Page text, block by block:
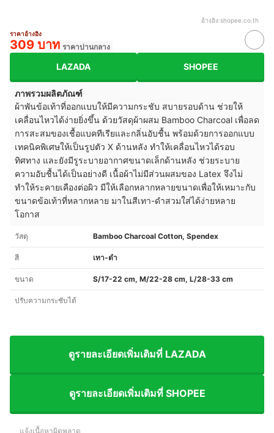
อ้างอิง:shopee.co.th
ราคาอ้างอิง
309 บาท ราคาปานกลาง
LAZADA SHOPEE
ภาพรวมผลิตภัณฑ์
ผ้าพันข้อเท้าที่ออกแบบให้มีความกระชับ สบายรอบด้าน ช่วยให้
เคลื่อนไหวได้ง่ายยิ่งขึ้น ด้วยวัสดุผ้าผสม Bamboo Charcoal เพื่อลด
การสะสมของเชื้อแบคทีเรียและกลิ่นอับชื้น พร้อมด้วยการออกแบบ
เทคนิคพิเศษให้เป็นรูปตัว X ด้านหลัง ทำให้เคลื่อนไหวได้รอบ
ทิศทาง และยังมีรูระบายอากาศขนาดเล็กด้านหลัง ช่วยระบาย
ความอับชื้นได้เป็นอย่างดี เนื้อผ้าไม่มีส่วนผสมของ Latex จึงไม่
ทำให้ระคายเคืองต่อผิว มีให้เลือกหลากหลายขนาดเพื่อให้เหมาะกับ
ขนาดข้อเท้าที่หลากหลาย มาในสีเทา-ดำสวมใส่ได้ง่ายหลาย
โอกาส
วัสดุ Bamboo Charcoal Cotton, Spendex
สี เทา-ดำ
ขนาด S/17-22 cm, M/22-28 cm, L/28-33 cm
ปรับความกระชับได้
ดูรายละเอียดเพิ่มเติมที่ LAZADA
ดูรายละเอียดเพิ่มเติมที่ SHOPEE
แจ้งเนื้อหาผิดพลาด